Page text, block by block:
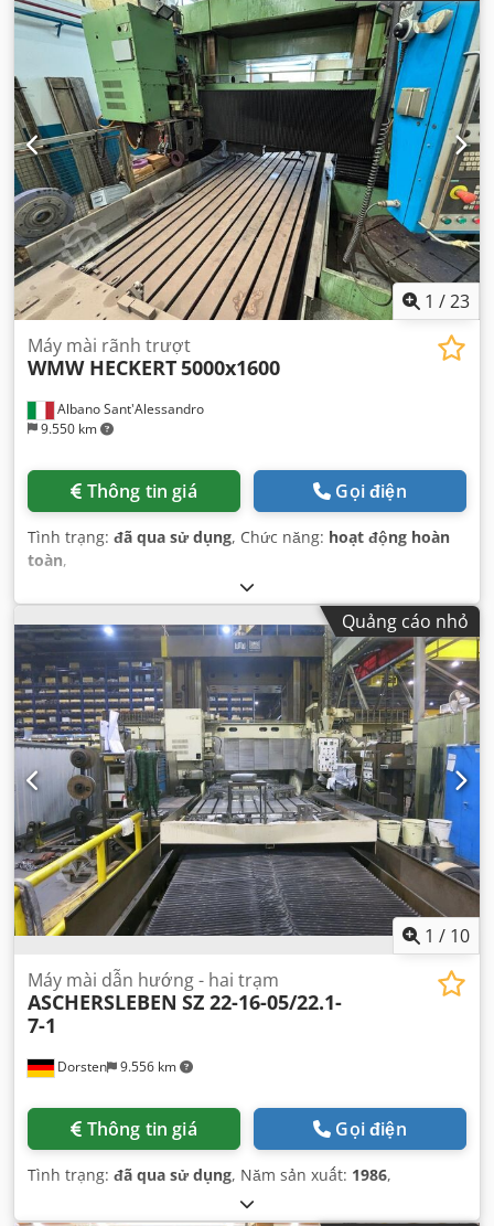
1 /23
Albano Sant'Alessandro
9.550 km
Máy mài rãnh trượt
WMW HECKERT5000x1600
Thông tin giá Gọi điện
Tình trạng: đã qua sử dụng, Chức năng: hoạt động hoàn
toàn,
Quảng cáo nhỏ
1 / 10
Dorsten 9.556 km
Máy mài dẫn hướng - hai trạm
ASCHERSLEBEN SZ 22-16-05/22.1-
7-1
Thông tin giá Gọi điện
Tình trạng: đã qua sử dụng, Năm sản xuất: 1986,